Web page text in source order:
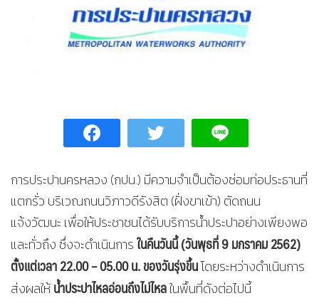
การประปานครหลวง (กปน.) มีความจำเป็นต้องซ่อมท่อประธานที่
แตกรั่ว บริเวณถนนวิภาวดีรังสิต (ฝั่งขาเข้า) ตัดถนน
แจ้งวัฒนะ เพื่อให้ประชาชนได้รับบริการน้ำประปาอย่างเพียงพอ
และทั่วถึง ซึ่งจะดำเนินการในคืนวันนี้(วันพุธที่ 9 มกราคม 2562)
ตั้งแต่เวลา 22.00 – 05.00 น. ของวันรุ่งขึ้นโดยระหว่างดำเนินการ
ส่งผลให้น้ำประปาไหลอ่อนถึงไม่ไหลในพื้นที่ดังต่อไปนี้